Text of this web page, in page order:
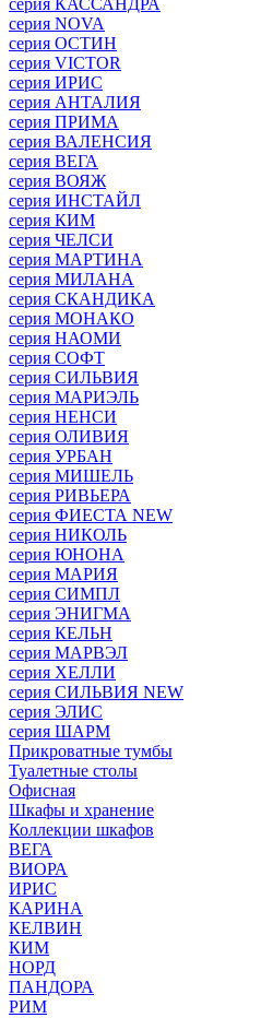
серия КАССАНДРА
серия NOVA
серия ОСТИН
серия VICTOR
серия ИРИС
серия АНТАЛИЯ
серия ПРИМА
серия ВАЛЕНСИЯ
серия ВЕГА
серия ВОЯЖ
серия ИНСТАЙЛ
серия КИМ
серия ЧЕЛСИ
серия МАРТИНА
серия МИЛАНА
серия СКАНДИКА
серия МОНАКО
серия НАОМИ
серия СОФТ
серия СИЛЬВИЯ
серия МАРИЭЛЬ
серия НЕНСИ
серия ОЛИВИЯ
серия УРБАН
серия МИШЕЛЬ
серия РИВЬЕРА
серия ФИЕСТА NEW
серия НИКОЛЬ
серия ЮНОНА
серия МАРИЯ
серия СИМПЛ
серия ЭНИГМА
серия КЕЛЬН
серия МАРВЭЛ
серия ХЕЛЛИ
серия СИЛЬВИЯ NEW
серия ЭЛИС
серия ШАРМ
Прикроватные тумбы
Туалетные столы
Офисная
Шкафы и хранение
Коллекции шкафов
ВЕГА
ВИОРА
ИРИС
КАРИНА
КЕЛВИН
КИМ
НОРД
ПАНДОРА
РИМ